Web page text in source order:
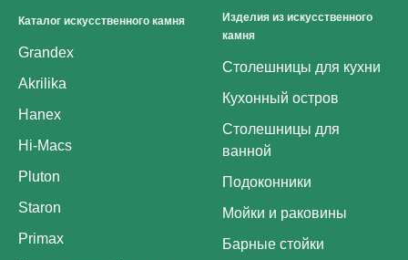
Каталог искусственного камня
Grandex
Akrilika
Hanex
Hi-Macs
Pluton
Staron
Primax
Изделия из искусственного
камня
Столешницы для кухни
Кухонный остров
Столешницы для
ванной
Подоконники
Мойки и раковины
Барные стойки